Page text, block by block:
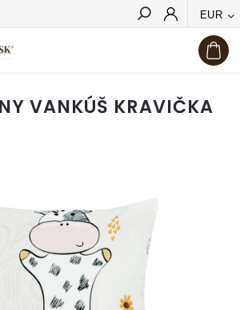
EUR
Hľadať
VANKÚŠ KRAVIČKA